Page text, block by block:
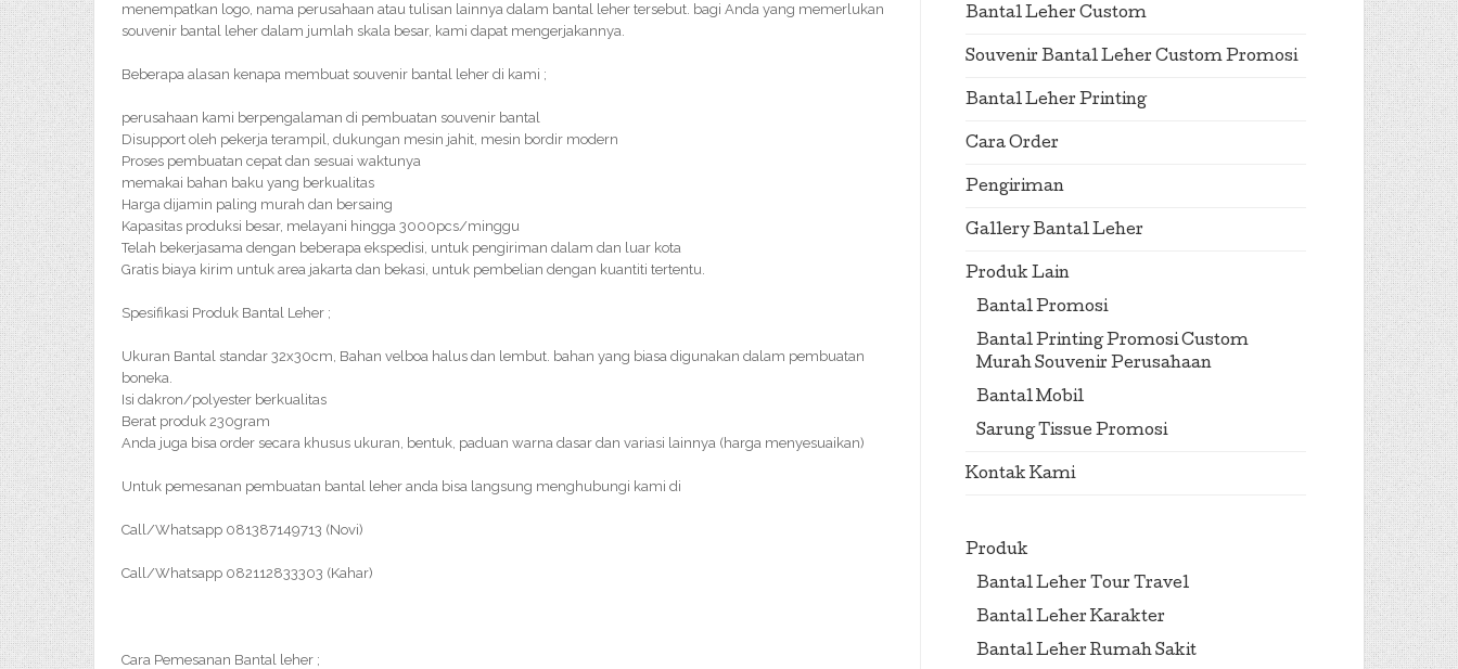
menempatkan logo, nama perusahaan atau tulisan lainnya dalam bantal leher tersebut. bagi Anda yang memerlukan
souvenir bantal leher dalam jumlah skala besar, kami dapat mengerjakannya.
Beberapa alasan kenapa membuat souvenir bantal leher di kami ;
perusahaan kami berpengalaman di pembuatan souvenir bantal
Disupport oleh pekerja terampil, dukungan mesin jahit, mesin bordir modern
Proses pembuatan cepat dan sesuai waktunya
memakai bahan baku yang berkualitas
Harga dijamin paling murah dan bersaing
Kapasitas produksi besar, melayani hingga 3000pcs/minggu
Telah bekerjasama dengan beberapa ekspedisi, untuk pengiriman dalam dan luar kota
Gratis biaya kirim untuk area jakarta dan bekasi, untuk pembelian dengan kuantiti tertentu.
Spesifikasi Produk Bantal Leher ;
Ukuran Bantal standar 32x30cm, Bahan velboa halus dan lembut. bahan yang biasa digunakan dalam pembuatan
boneka.
Isi dakron/polyester berkualitas
Berat produk 230gram
Anda juga bisa order secara khusus ukuran, bentuk, paduan warna dasar dan variasi lainnya (harga menyesuaikan)
Untuk pemesanan pembuatan bantal leher anda bisa langsung menghubungi kami di
Call/Whatsapp 081387149713 (Novi)
Call/Whatsapp 082112833303 (Kahar)
Cara Pemesanan Bantal leher ;
Bantal Leher Custom
Souvenir Bantal Leher Custom Promosi
Bantal Leher Printing
Cara Order
Pengiriman
Gallery Bantal Leher
Produk Lain
Bantal Promosi
Bantal Printing Promosi Custom
Murah Souvenir Perusahaan
Bantal Mobil
Sarung Tissue Promosi
Kontak Kami
Produk
Bantal Leher Tour Travel
Bantal Leher Karakter
Bantal Leher Rumah Sakit